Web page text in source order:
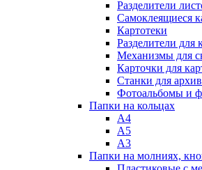
Разделители
Самоклеящиеся
Картотеки
Разделители для
Механизмы для
Карточки для
Станки для
Фотоальбомы и
Папки на кольцах
А4
А5
А3
Папки на молниях,